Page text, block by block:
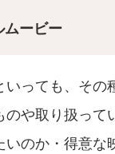
ムービー
いっても、その
のや取り扱っ
いのか・得意な